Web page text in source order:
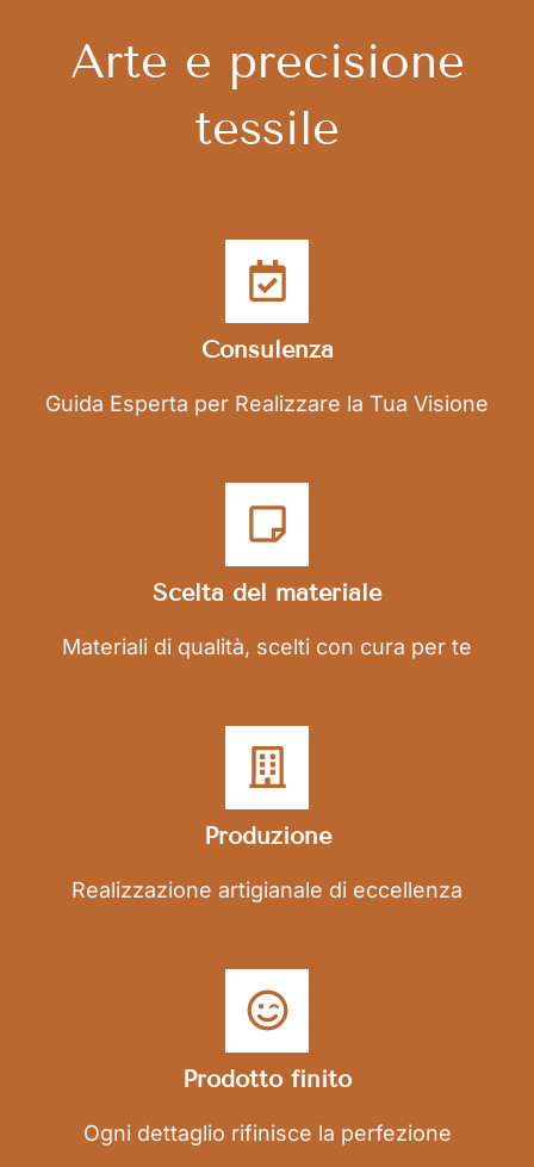
Arte e precisione
tessile
Consulenza
Guida Esperta per Realizzare la Tua Visione
Scelta del materiale
Materiali di qualità, scelti con cura per te
Produzione
Realizzazione artigianale di eccellenza
Prodotto finito
Ogni dettaglio rifinisce la perfezione